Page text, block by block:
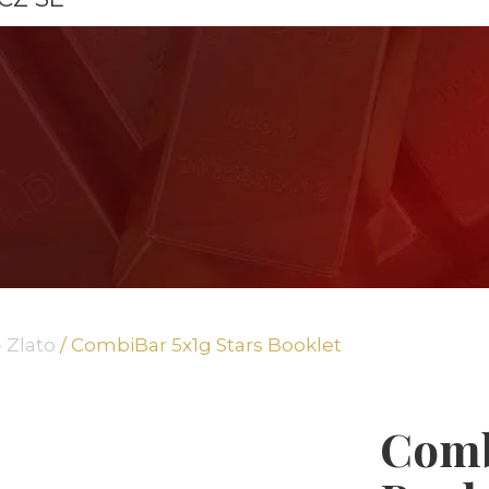
Zlato / CombiBar 5x1g Stars Booklet